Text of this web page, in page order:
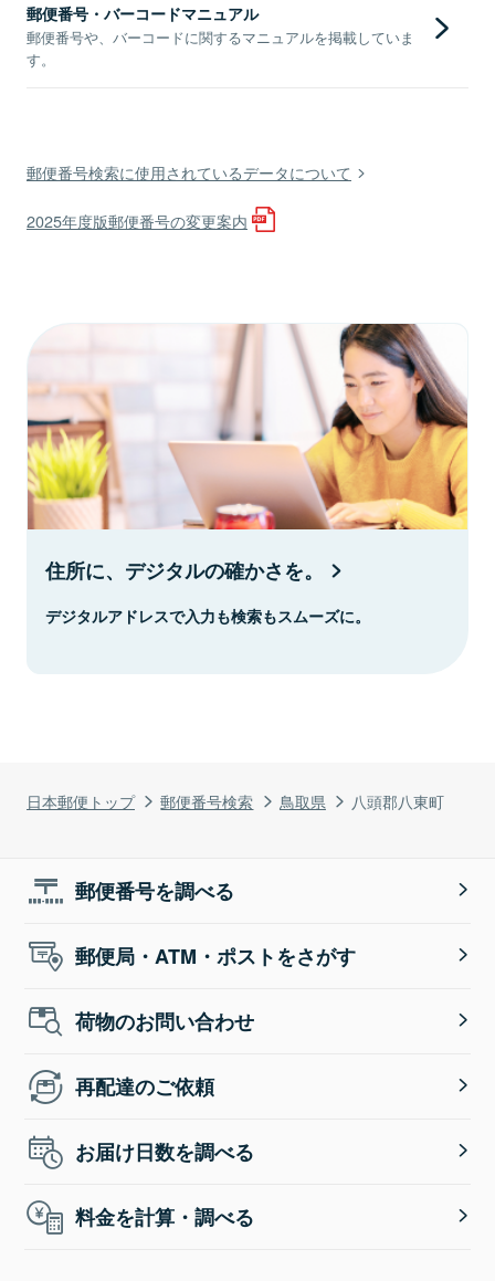
日本郵便トップ 郵便番号検索 鳥取県 八頭郡八東町
郵便番号・バーコードマニュアル
郵便番号や、バーコードに関するマニュアルを掲載していま
す。
郵便番号検索に使用されているデータについて
2025年度版郵便番号の変更案内
住所に、デジタルの確かさを。
デジタルアドレスで入力も検索もスムーズに。
郵便番号を調べる
郵便局・ATM・ポストをさがす
荷物のお問い合わせ
再配達のご依頼
お届け日数を調べる
料金を計算・調べる